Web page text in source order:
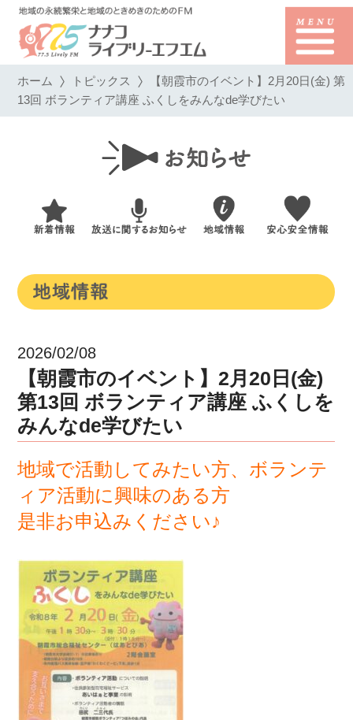
ホーム トピックス 【朝霞市のイベント】2月20日(金) 第
13回 ボランティア講座 ふくしをみんなde学びたい
2026/02/08
【朝霞市のイベント】2月20日(金)
第13回 ボランティア講座 ふくしを
みんなde学びたい
地域で活動してみたい方、ボランテ
ィア活動に興味のある方
是非お申込みください♪